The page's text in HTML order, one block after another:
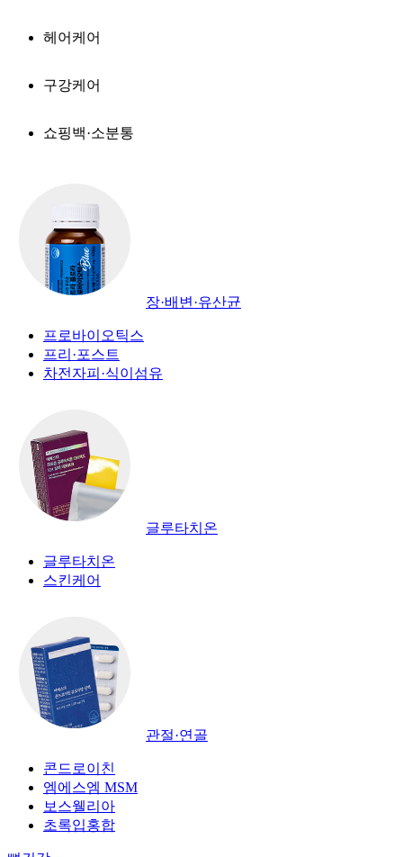
헤어케어
구강케어
쇼핑백·소분통
장·배변·유산균
프로바이오틱스
프리·포스트
차전자피·식이섬유
글루타치온
글루타치온
스킨케어
관절·연골
콘드로이친
엠에스엠 MSM
보스웰리아
초록입홍합